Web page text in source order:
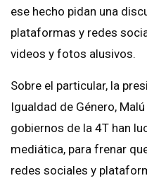
ese hecho pidan una
plataformas y redes
videos y fotos alusivos.
Sobre el particular, la
Igualdad de Género,
gobiernos de la 4T han
mediática, para frenar
redes sociales y